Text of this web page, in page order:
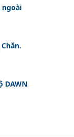
ngoài
DAWN